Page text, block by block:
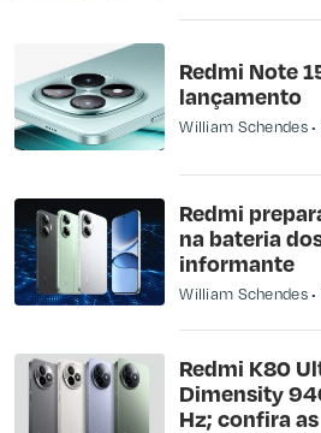
Redmi Note
lançamento
William Schendes
Redmi
na bateria
informante
William Schendes
Redmi K80
Dimensity
Hz; confira